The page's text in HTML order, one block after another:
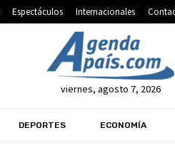
Espectáculos Internacionales
viernes, agosto 7, 2026
DEPORTES ECONOMÍA